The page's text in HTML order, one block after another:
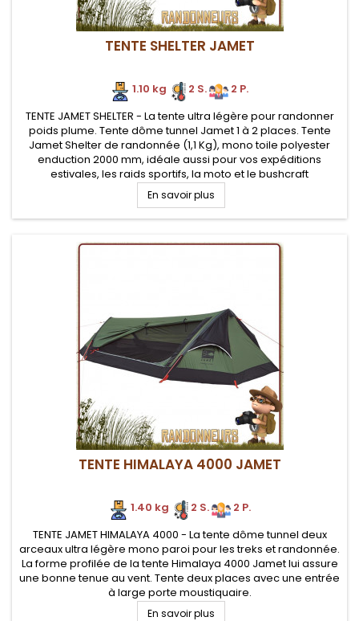
TENTE SHELTER JAMET
1.10 kg 2 S.
2 P.
TENTE JAMET SHELTER - La tente ultra légère pour randonner
poids plume. Tente dôme tunnel Jamet 1 à 2 places. Tente
Jamet Shelter de randonnée (1,1 Kg), mono toile polyester
enduction 2000 mm, idéale aussi pour vos expéditions
estivales, les raids sportifs, la moto et le bushcraft
En savoir plus
TENTE HIMALAYA 4000 JAMET
1.40 kg 2 S.
2 P.
TENTE JAMET HIMALAYA 4000 - La tente dôme tunnel deux
arceaux ultra légère mono paroi pour les treks et randonnée.
La forme profilée de la tente Himalaya 4000 Jamet lui assure
une bonne tenue au vent. Tente deux places avec une entrée
à large porte moustiquaire.
En savoir plus